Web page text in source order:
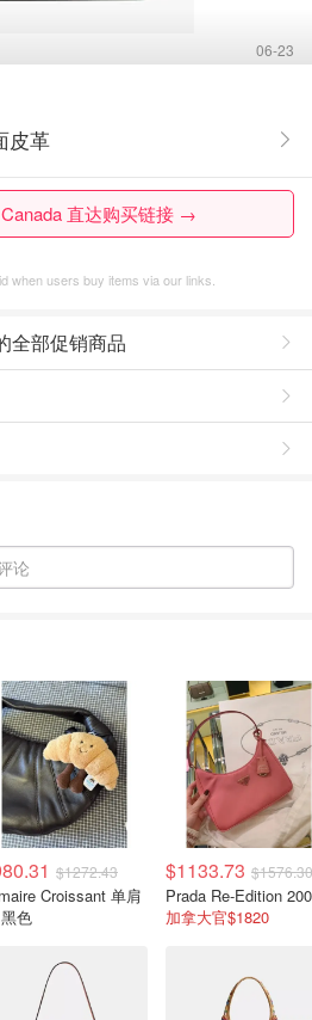
06-23
皮革
直达购买链接 →
when users buy items via our links.
全部促销商品
论
$1272.43
Croissant 单肩
色
$1133.73 $1576.30
加拿大官$1820